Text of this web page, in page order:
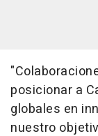
posicionar a
globales en
nuestro